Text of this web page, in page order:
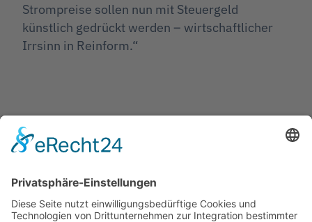
Strompreise sollen nun mit Steuergeld
künstlich gedrückt werden – wirtschaftlicher
Irrsinn in Reinform.“
Jetzt teilen
Facebook Twitter
Pinterest WhatsApp Telegram